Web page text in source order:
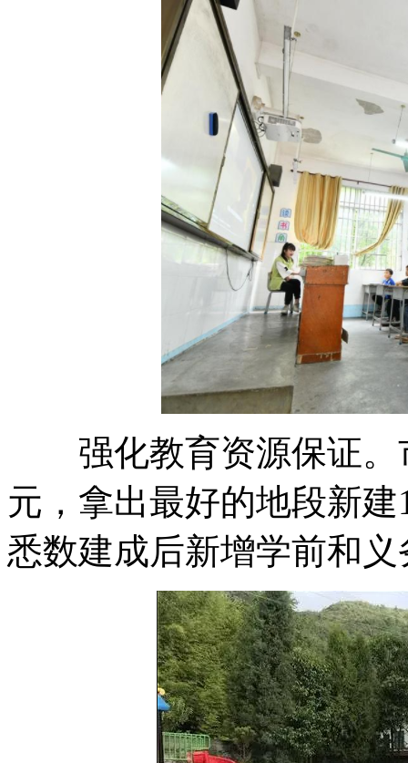
强化教育资源保证。
元，拿出最好的地段新
悉数建成后新增学前和义务